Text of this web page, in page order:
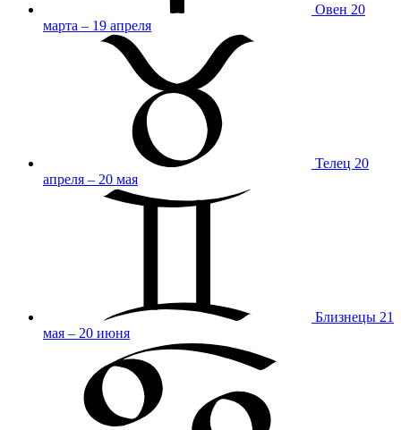
Овен 20
марта – 19 апреля
Телец 20
апреля – 20 мая
Близнецы 21
мая – 20 июня